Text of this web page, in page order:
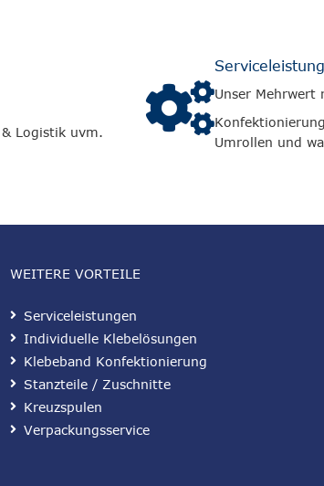
Logistik uvm.
Unser Mehrwert
Umrollen und
WEITERE VORTEILE
Serviceleistungen
Individuelle Klebelösungen
Klebeband Konfektionierung
Stanzteile / Zuschnitte
Kreuzspulen
Verpackungsservice